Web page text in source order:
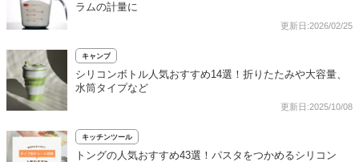
ラムの計量に
更新日:2026/02/25
キャンプ
シリコンボトル人気おすすめ14選！折りたたみや大容量、
水筒タイプなど
更新日:2025/10/08
キッチンツール
トングの人気おすすめ43選！パスタをつかめるシリコン